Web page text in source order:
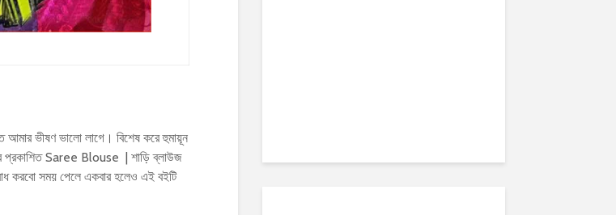
ভীষণ ভালো লাগে। বিশেষ করে হুমায়ূন
প্রকাশিত Saree Blouse | শাড়ি ব্লাউজ
করবো সময় পেলে একবার হলেও এই বইটি